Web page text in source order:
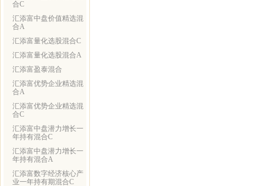
合C
汇添富中盘价值精选混
合A
汇添富量化选股混合C
汇添富量化选股混合A
汇添富盈泰混合
汇添富优势企业精选混
合A
汇添富优势企业精选混
合C
汇添富中盘潜力增长一
年持有混合C
汇添富中盘潜力增长一
年持有混合A
汇添富数字经济核心产
业一年持有期混合C